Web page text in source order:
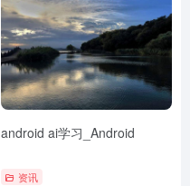
android ai学习_Android
资讯